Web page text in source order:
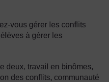
vous gérer les conflits
à gérer les
deux, travail en binômes,
des conflits, communauté